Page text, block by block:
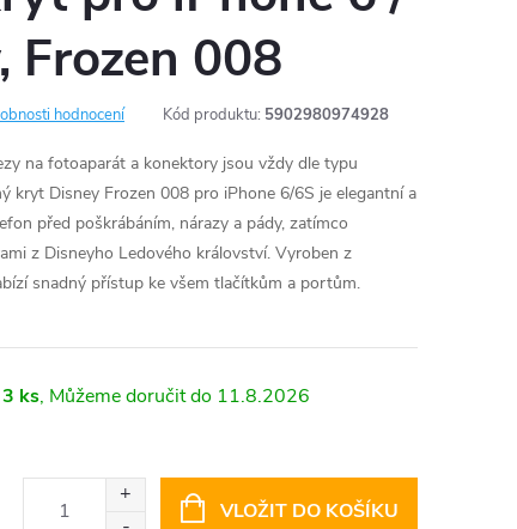
Frozen 008
hodnocení Kód produktu: 5902980974928
na fotoaparát a konektory jsou vždy dle typu
kryt Disney Frozen 008 pro iPhone 6/6S je elegantní a
před poškrábáním, nárazy a pády, zatímco
z Disneyho Ledového království. Vyroben z
snadný přístup ke všem tlačítkům a portům.
3 ks 11.8.2026
VLOŽIT DO KOŠÍKU